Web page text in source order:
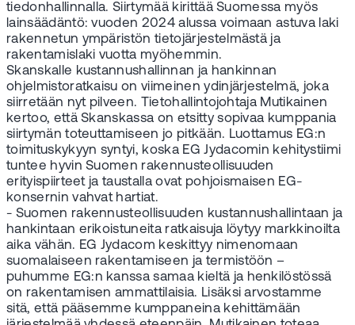
tiedonhallinnalla. Siirtymää kirittää Suomessa myös
lainsäädäntö: vuoden 2024 alussa voimaan astuva laki
rakennetun ympäristön tietojärjestelmästä ja
rakentamislaki vuotta myöhemmin.
Skanskalle kustannushallinnan ja hankinnan
ohjelmistoratkaisu on viimeinen ydinjärjestelmä, joka
siirretään nyt pilveen. Tietohallintojohtaja Mutikainen
kertoo, että Skanskassa on etsitty sopivaa kumppania
siirtymän toteuttamiseen jo pitkään. Luottamus EG:n
toimituskykyyn syntyi, koska EG Jydacomin kehitystiimi
tuntee hyvin Suomen rakennusteollisuuden
erityispiirteet ja taustalla ovat pohjoismaisen EG-
konsernin vahvat hartiat.
- Suomen rakennusteollisuuden kustannushallintaan ja
hankintaan erikoistuneita ratkaisuja löytyy markkinoilta
aika vähän. EG Jydacom keskittyy nimenomaan
suomalaiseen rakentamiseen ja termistöön –
puhumme EG:n kanssa samaa kieltä ja henkilöstössä
on rakentamisen ammattilaisia. Lisäksi arvostamme
sitä, että pääsemme kumppaneina kehittämään